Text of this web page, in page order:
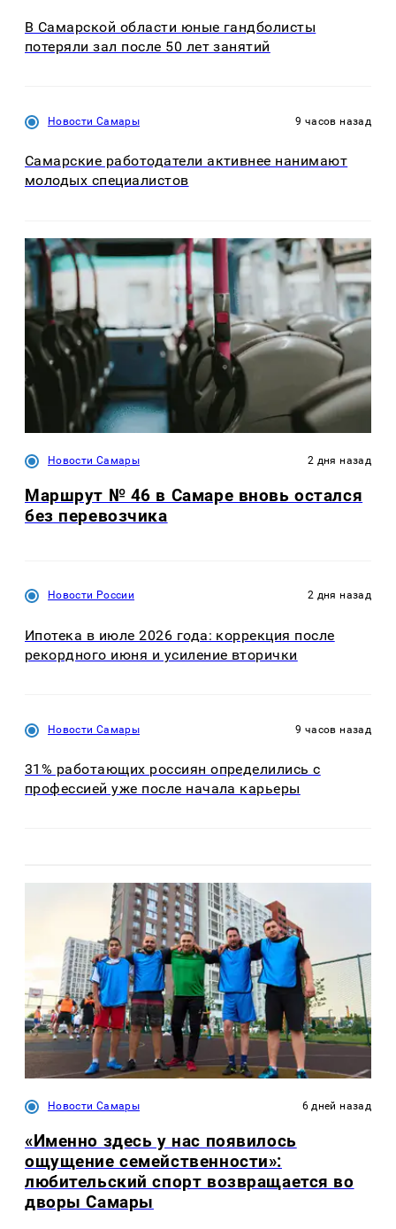
В Самарской области юные гандболисты
потеряли зал после 50 лет занятий
Новости Самары 9 часов назад
Самарские работодатели активнее нанимают
молодых специалистов
Новости Самары 2 дня назад
Маршрут № 46 в Самаре вновь остался
без перевозчика
Новости России 2 дня назад
Ипотека в июле 2026 года: коррекция после
рекордного июня и усиление вторички
Новости Самары 9 часов назад
31% работающих россиян определились с
профессией уже после начала карьеры
Новости Самары 6 дней назад
«Именно здесь у нас появилось
ощущение семейственности»:
любительский спорт возвращается во
дворы Самары